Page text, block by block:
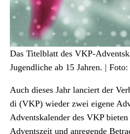
Das Titel­blatt des VKP-
Jugendliche ab 15 Jahren. |
Auch dieses Jahr lanciert der
di (VKP) wieder zwei eigene
Adventskalen­der des VKP
Adventszeit und anre­gende